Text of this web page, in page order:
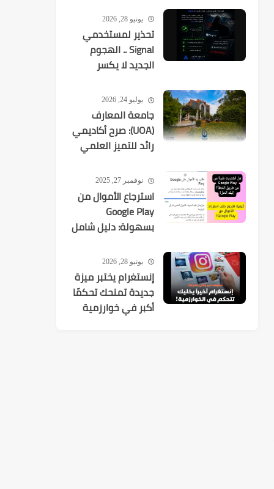
يونيو 28, 2026
تحذير لمستخدمي
Signal .. الهجوم
الجديد لا يكسر
يستهدفك
يوليو 24, 2026
جامعة المعارف
(UOA): صرح أكاديمي
رائد للتميز العلمي
نوفمبر 27, 2025
استرجاع الأموال من
Google Play
بسهولة: دليل شامل
يونيو 28, 2026
إنستغرام يختبر ميزة
جديدة تمنحك تحكمًا
أكبر في خوارزمية